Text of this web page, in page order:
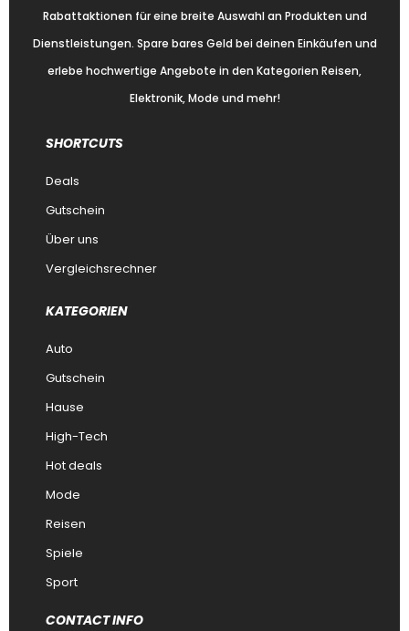
Rabattaktionen für eine breite Auswahl an Produkten und
Dienstleistungen. Spare bares Geld bei deinen Einkäufen und
erlebe hochwertige Angebote in den Kategorien Reisen,
Elektronik, Mode und mehr!
SHORTCUTS
Deals
Gutschein
Über uns
Vergleichsrechner
KATEGORIEN
Auto
Gutschein
Hause
High-Tech
Hot deals
Mode
Reisen
Spiele
Sport
CONTACT INFO